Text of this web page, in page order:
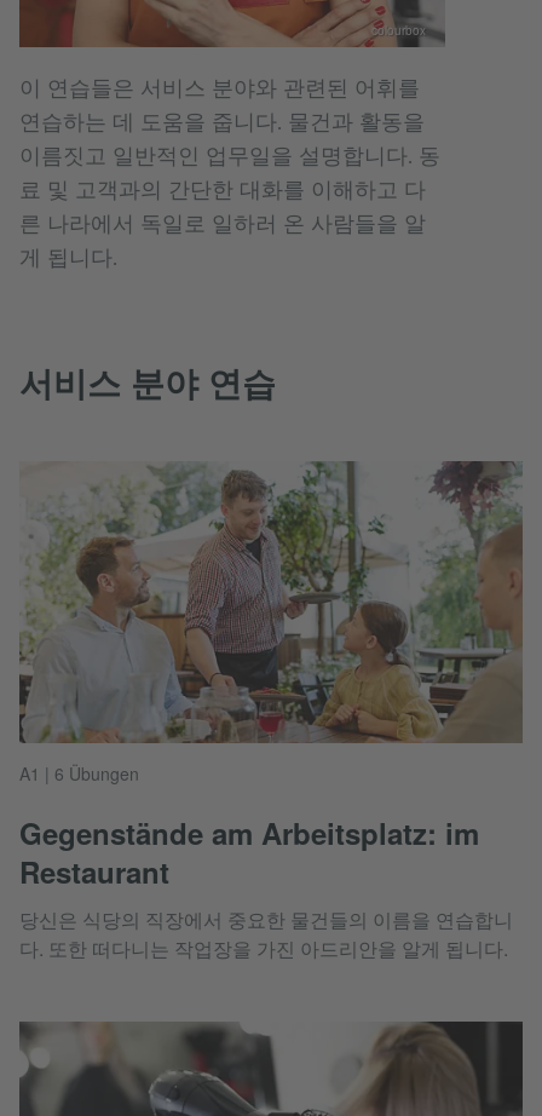
colourbox
이 연습들은 서비스 분야와 관련된 어휘를
연습하는 데 도움을 줍니다. 물건과 활동을
이름짓고 일반적인 업무일을 설명합니다. 동
료 및 고객과의 간단한 대화를 이해하고 다
른 나라에서 독일로 일하러 온 사람들을 알
게 됩니다.
서비스 분야 연습
A1 | 6 Übungen
Gegenstände am Arbeitsplatz: im
Restaurant
당신은 식당의 직장에서 중요한 물건들의 이름을 연습합니
다. 또한 떠다니는 작업장을 가진 아드리안을 알게 됩니다.